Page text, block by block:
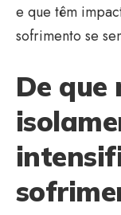
e que têm
sofrimento se
De que